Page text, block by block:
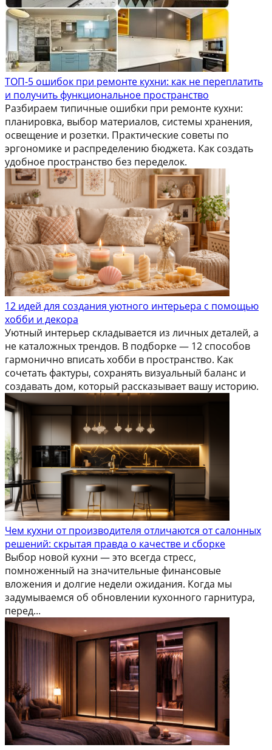
ТОП-5 ошибок при ремонте кухни: как не переплатить
и получить функциональное пространство
Разбираем типичные ошибки при ремонте кухни:
планировка, выбор материалов, системы хранения,
освещение и розетки. Практические советы по
эргономике и распределению бюджета. Как создать
удобное пространство без переделок.
12 идей для создания уютного интерьера с помощью
хобби и декора
Уютный интерьер складывается из личных деталей, а
не каталожных трендов. В подборке — 12 способов
гармонично вписать хобби в пространство. Как
сочетать фактуры, сохранять визуальный баланс и
создавать дом, который рассказывает вашу историю.
Чем кухни от производителя отличаются от салонных
решений: скрытая правда о качестве и сборке
Выбор новой кухни — это всегда стресс,
помноженный на значительные финансовые
вложения и долгие недели ожидания. Когда мы
задумываемся об обновлении кухонного гарнитура,
перед...